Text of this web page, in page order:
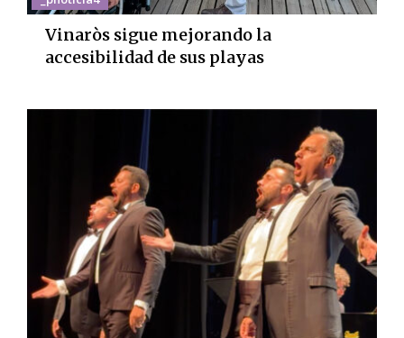
Vinaròs sigue mejorando la
accesibilidad de sus playas